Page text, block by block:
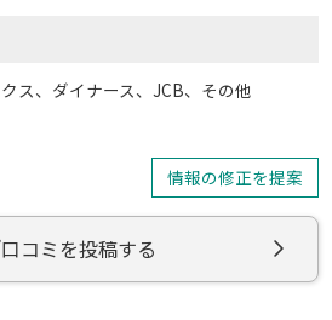
ス、ダイナース、JCB、その他
情報の修正を提案
口コミを投稿する